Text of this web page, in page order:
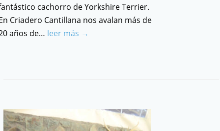
cachorro de Yorkshire Terrier.
Criadero Cantillana nos avalan más de
años de… leer más →